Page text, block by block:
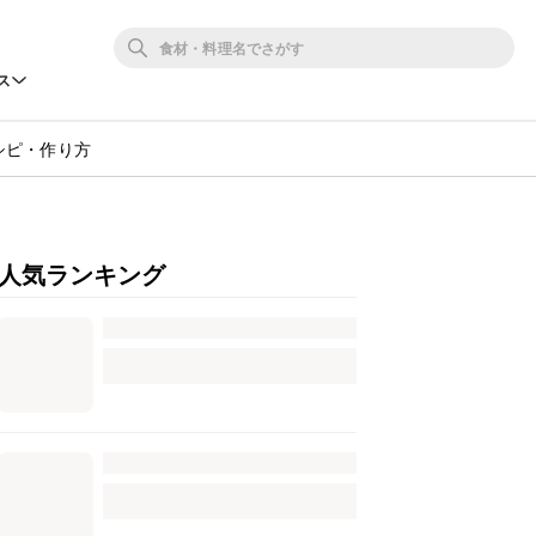
ピ・作り方
人気ランキング